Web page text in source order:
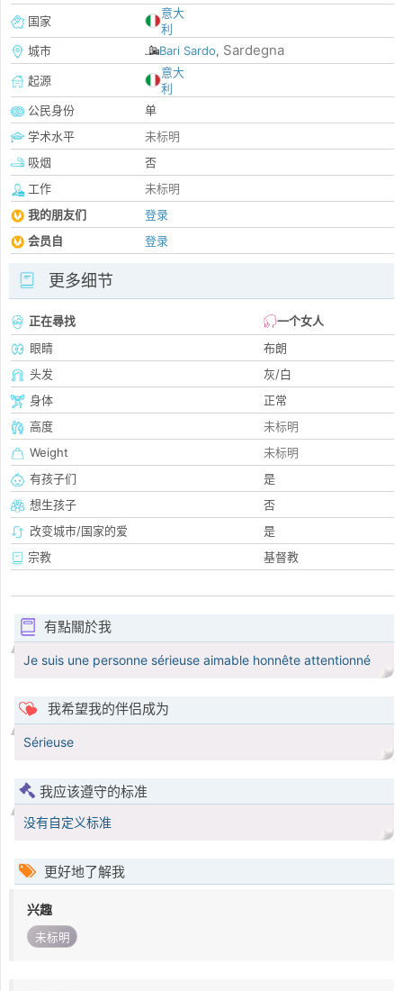
国家
意大
利
城市
Bari Sardo, Sardegna
起源
意大
利
公民身份
单
学术水平
未标明
吸烟
否
工作
未标明
我的朋友们
登录
会员自
登录
更多细节
正在尋找
一个女人
眼睛
布朗
头发
灰/白
身体
正常
高度
未标明
Weight
未标明
有孩子们
是
想生孩子
否
改变城市/国家的爱
是
宗教
基督教
有點關於我
Je suis une personne sérieuse aimable honnête attentionné
我希望我的伴侣成为
Sérieuse
我应该遵守的标准
没有自定义标准
更好地了解我
兴趣
未标明